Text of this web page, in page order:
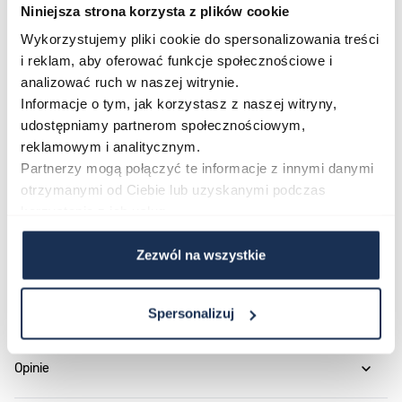
Niniejsza strona korzysta z plików cookie
Wykorzystujemy pliki cookie do spersonalizowania treści
i reklam, aby oferować funkcje społecznościowe i
analizować ruch w naszej witrynie.
Informacje o tym, jak korzystasz z naszej witryny,
udostępniamy partnerom społecznościowym,
reklamowym i analitycznym.
Partnerzy mogą połączyć te informacje z innymi danymi
otrzymanymi od Ciebie lub uzyskanymi podczas
Zezwól na wszystkie
Spersonalizuj
trendy modowe.
Połączenie stylu i funkcjonalności
GUESS GW1025L2 to zegarek, który łączy modowy
charakter marki z precyzją mechanizmu kwarcowego.
Złota kolorystyka i staranna dbałość o detale czynią go
efektownym uzupełnieniem biżuterii i codziennych
stylizacji. Sprawdź dostępność modelu w naszym
sklepie i wybierz zegarek, który wyróżni Twój wygląd.
Opinie